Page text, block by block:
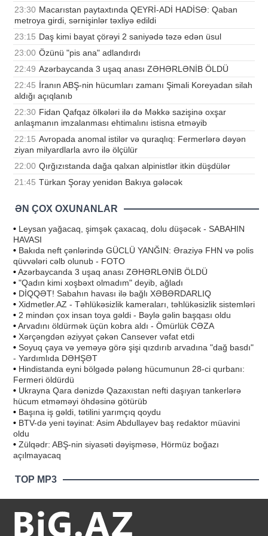
23:30 Macarıstan paytaxtında QEYRİ-ADİ HADİSƏ: Qaban
metroya girdi, sərnişinlər təxliyə edildi
23:15 Daş kimi bayat çörəyi 2 saniyədə təzə edən üsul
23:00 Özünü "pis ana" adlandırdı
22:49 Azərbaycanda 3 uşaq anası ZƏHƏRLƏNİB ÖLDÜ
22:45 İranın ABŞ-nin hücumları zamanı Şimali Koreyadan silah
aldığı açıqlanıb
22:30 Fidan Qafqaz ölkələri ilə də Məkkə sazişinə oxşar
anlaşmanın imzalanması ehtimalını istisna etməyib
22:15 Avropada anomal istilər və quraqlıq: Fermerlərə dəyən
ziyan milyardlarla avro ilə ölçülür
22:00 Qırğızıstanda dağa qalxan alpinistlər itkin düşdülər
21:45 Türkan Şoray yenidən Bakıya gələcək
ƏN ÇOX OXUNANLAR
• Leysan yağacaq, şimşək çaxacaq, dolu düşəcək - SABAHIN
HAVASI
• Bakıda neft çənlərində GÜCLÜ YANĞIN: Əraziyə FHN və polis
qüvvələri cəlb olunub - FOTO
•Azərbaycanda 3 uşaq anası ZƏHƏRLƏNİB ÖLDÜ
• "Qadın kimi xoşbəxt olmadım" deyib, ağladı
• DİQQƏT! Sabahın havası ilə bağlı XƏBƏRDARLIQ
• Xidmetler.AZ - Təhlükəsizlik kameraları, təhlükəsizlik sistemləri
• 2 mindən çox insan toya gəldi - Bəylə gəlin başqası oldu
•Arvadını öldürmək üçün kobra aldı - Ömürlük CƏZA
• Xərçəngdən əziyyət çəkən Cansever vəfat etdi
• Soyuq çaya və yeməyə görə şişi qızdırıb arvadına "dağ basdı"
- Yardımlıda DƏHŞƏT
• Hindistanda eyni bölgədə pələng hücumunun 28-ci qurbanı:
Fermeri öldürdü
• Ukrayna Qara dənizdə Qazaxıstan nefti daşıyan tankerlərə
hücum etməməyi öhdəsinə götürüb
• Başına iş gəldi, tətilini yarımçıq qoydu
• BTV-də yeni təyinat: Asim Abdullayev baş redaktor müavini
oldu
• Zülqədr: ABŞ-nin siyasəti dəyişməsə, Hörmüz boğazı
açılmayacaq
TOP MP3